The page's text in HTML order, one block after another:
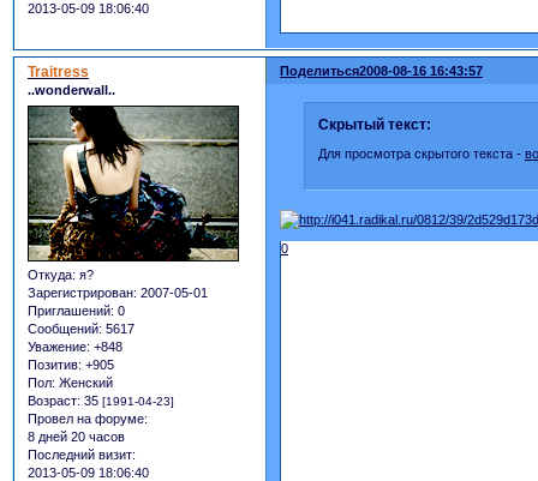
2013-05-09 18:06:40
Поделиться2008-08-16 16:43:57
Traitress
..wonderwall..
Откуда: я?
Зарегистрирован: 2007-05-01
Приглашений: 0
Сообщений: 5617
Уважение: +848
Позитив: +905
Пол: Женский
Возраст: 35 [1991-04-23]
Провел на форуме:
8 дней 20 часов
Последний визит:
2013-05-09 18:06:40
Скрытый текст:
Для просмотра скрытого текста -
0